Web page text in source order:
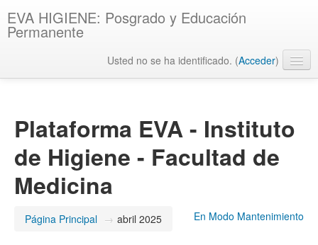
EVA HIGIENE: Posgrado y Educación
Permanente
Usted no se ha identificado. (Acceder)
Plataforma EVA - Instituto
de Higiene - Facultad de
Medicina
Página Principal → abril 2025 En Modo Mantenimiento